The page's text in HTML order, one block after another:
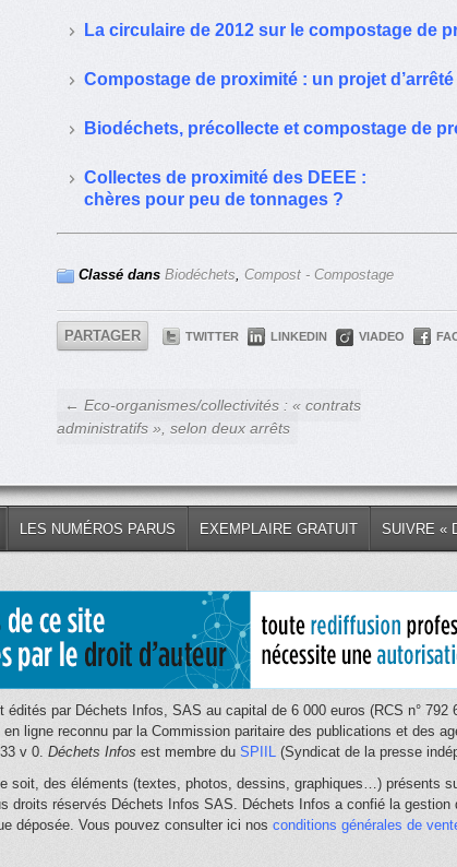
La circulaire de 2012 sur le compostage de
Compostage de proximité : un projet
Biodéchets, précollecte et compostage de
Collectes de proximité des DEEE :
chères pour peu de tonnages ?
Classé dans Biodéchets, Compost - Compostage
PARTAGER TWITTER LINKEDIN VIADEO
← Eco-organismes/collectivités : « contrats
administratifs », selon deux arrêts
LES NUMÉROS PARUS EXEMPLAIRE GRATUIT SUIVRE «
édités par Déchets Infos, SAS au capital de 6 000 euros (RCS n°
ligne reconnu par la Commission paritaire des publications et des
v 0. Déchets Infos est membre du SPIIL(Syndicat de la presse
soit, des éléments (textes, photos, dessins, graphiques…) présents
droits réservés Déchets Infos SAS. Déchets Infos a confié la
déposée. Vous pouvez consulter ici nos conditions générales de